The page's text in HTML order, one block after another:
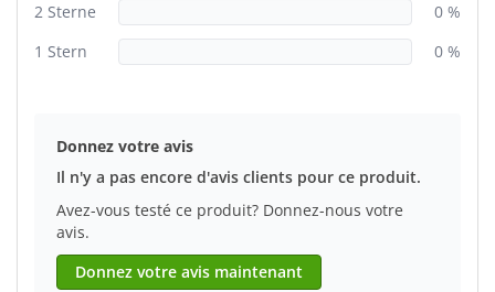
2 Sterne
0 %
1 Stern
0 %
Donnez votre avis
Il n'y a pas encore d'avis clients pour ce produit.
Avez-vous testé ce produit? Donnez-nous votre
avis.
Donnez votre avis maintenant